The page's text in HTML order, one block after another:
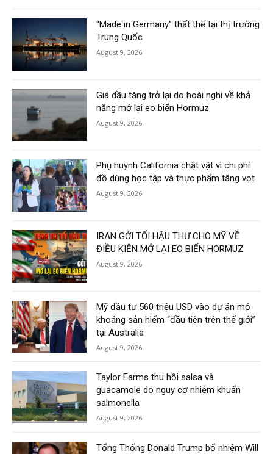
“Made in Germany” thất thế tại thị trường
Trung Quốc
August 9, 2026
Giá dầu tăng trở lại do hoài nghi về khả
năng mở lại eo biển Hormuz
August 9, 2026
Phụ huynh California chật vật vì chi phí
đồ dùng học tập và thực phẩm tăng vọt
August 9, 2026
IRAN GỞI TỐI HẬU THƯ CHO MỸ VỀ
ĐIỀU KIỆN MỞ LẠI EO BIỂN HORMUZ
August 9, 2026
Mỹ đầu tư 560 triệu USD vào dự án mỏ
khoáng sản hiếm “đầu tiên trên thế giới”
tại Australia
August 9, 2026
Taylor Farms thu hồi salsa và
guacamole do nguy cơ nhiễm khuẩn
salmonella
August 9, 2026
Tổng Thống Donald Trump bổ nhiệm Will